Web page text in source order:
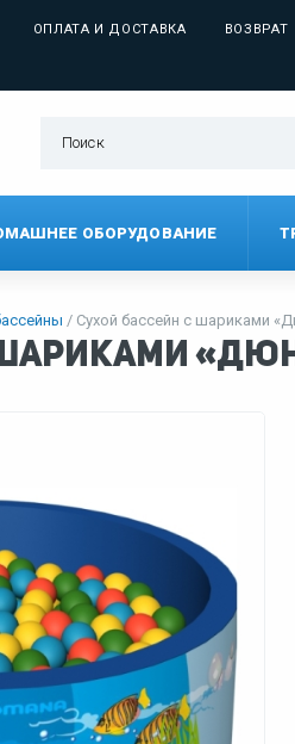
ОПЛАТА И ДОСТАВКА ВОЗВРАТ
ОБОРУДОВАНИЕ
Сухой бассейн с шариками